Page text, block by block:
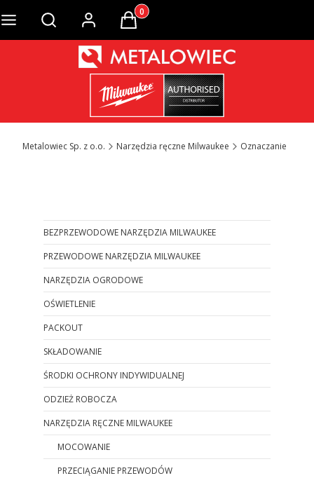
Otwórz wyszukiwarkęProdukty w koszyku: 0. Zobacz
Metalowiec Sp. z o.o. Narzędzia ręczne Milwaukee Oznaczanie
BEZPRZEWODOWE NARZĘDZIA MILWAUKEE
PRZEWODOWE NARZĘDZIA MILWAUKEE
NARZĘDZIA OGRODOWE
OŚWIETLENIE
PACKOUT
SKŁADOWANIE
ŚRODKI OCHRONY INDYWIDUALNEJ
ODZIEŻ ROBOCZA
NARZĘDZIA RĘCZNE MILWAUKEE
MOCOWANIE
PRZECIĄGANIE PRZEWODÓW